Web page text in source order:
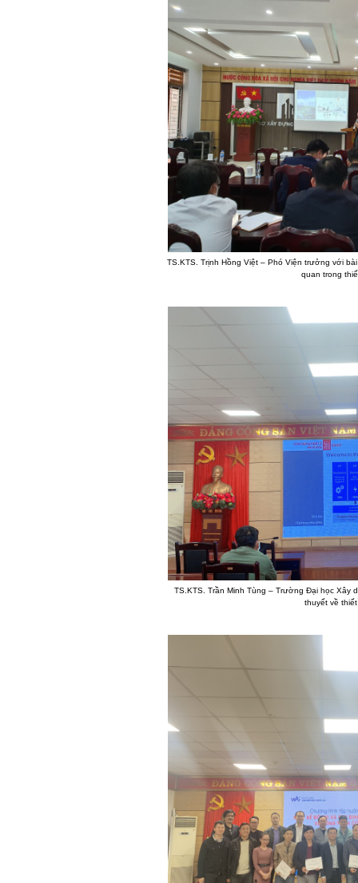
TS.KTS. Trịnh Hồng Việt – Phó Viện trưởng với
quan trong
TS.KTS. Trần Minh Tùng – Trường Đại học Xây
thuyết về